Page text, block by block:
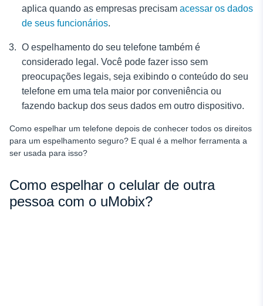
aplica quando as empresas precisam acessar os dados
de seus funcionários.
O espelhamento do seu telefone também é
considerado legal. Você pode fazer isso sem
preocupações legais, seja exibindo o conteúdo do seu
telefone em uma tela maior por conveniência ou
fazendo backup dos seus dados em outro dispositivo.
Como espelhar um telefone depois de conhecer todos os direitos
para um espelhamento seguro? E qual é a melhor ferramenta a
ser usada para isso?
Como espelhar o celular de outra
pessoa com o uMobix?